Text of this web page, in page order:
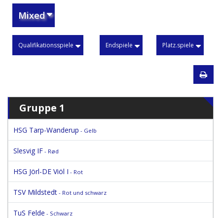
Mixed
Qualifikationsspiele Endspiele Platz.spiele
Gruppe 1
HSG Tarp-Wanderup - Gelb
Slesvig IF - Rød
HSG Jörl-DE Viöl I - Rot
TSV Mildstedt - Rot und schwarz
TuS Felde - Schwarz